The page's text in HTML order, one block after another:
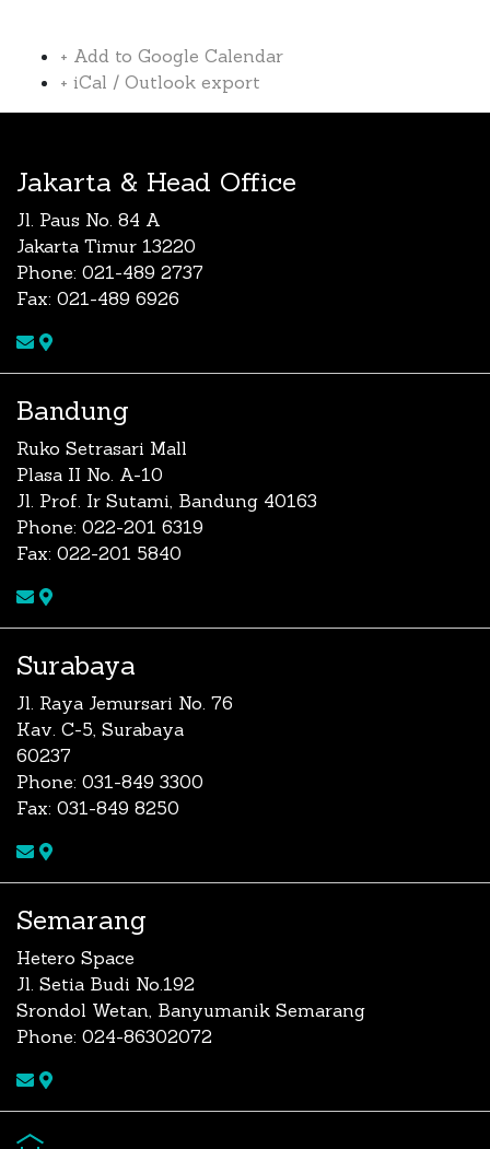
+ Add to Google Calendar
+ iCal / Outlook export
Jakarta & Head Office
Jl. Paus No. 84 A
Jakarta Timur 13220
Phone: 021-489 2737
Fax: 021-489 6926
Bandung
Ruko Setrasari Mall
Plasa II No. A-10
Jl. Prof. Ir Sutami, Bandung 40163
Phone: 022-201 6319
Fax: 022-201 5840
Surabaya
Jl. Raya Jemursari No. 76
Kav. C-5, Surabaya
60237
Phone: 031-849 3300
Fax: 031-849 8250
Semarang
Hetero Space
Jl. Setia Budi No.192
Srondol Wetan, Banyumanik Semarang
Phone: 024-86302072